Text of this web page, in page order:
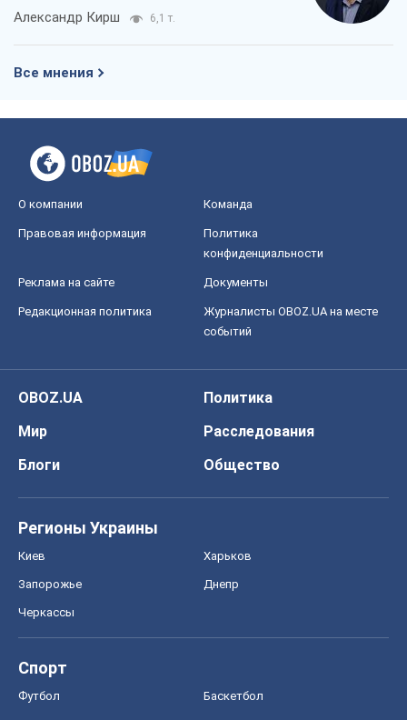
Александр Кирш 6,1 т.
Все мнения
О компании Команда
Правовая информация
Политика
конфиденциальности
Реклама на сайте Документы
Редакционная политика
Журналисты OBOZ.UA на месте
событий
OBOZ.UA
Политика
Мир
Расследования
Блоги
Общество
Регионы Украины
Киев Харьков
Запорожье Днепр
Черкассы
Спорт
Футбол Баскетбол